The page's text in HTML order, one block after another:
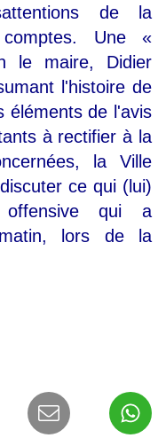
de la
Une «
le maire, Didier
l'histoire de
éléments de l'avis
à rectifier à la
la Ville
ce qui (lui)
qui a
lors de la